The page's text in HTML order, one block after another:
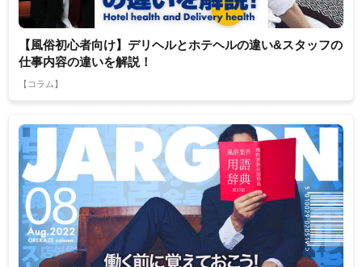
【風俗初心者向け】デリヘルとホテヘルの違い&スタッフの
仕事内容の違いを解説！
【コラム】